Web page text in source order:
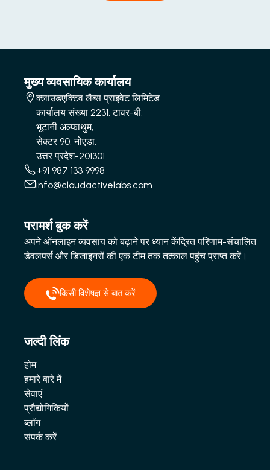
मुख्य व्यवसायिक कार्यालय
क्लाउडएक्टिव लैब्स प्राइवेट लिमिटेड
कार्यालय संख्या 2231, टावर-बी,
भूटानी अल्फाथुम,
सेक्टर 90, नोएडा,
उत्तर प्रदेश-201301
+91 987 133 9998
info@cloudactivelabs.com
परामर्श बुक करें
अपने ऑनलाइन व्यवसाय को बढ़ाने पर ध्यान केंद्रित परिणाम-संचालित
डेवलपर्स और डिजाइनरों की एक टीम तक तत्काल पहुंच प्राप्त करें।
किसी विशेषज्ञ से बात करें
जल्दी लिंक
होम
हमारे बारे में
सेवाएं
प्रौद्योगिकियों
ब्लॉग
संपर्क करें